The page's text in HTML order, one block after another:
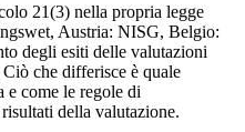
21(3) nella propria legge
Austria: NISG, Belgio:
degli esiti delle valutazioni
che differisce è quale
e come le regole di
della valutazione.